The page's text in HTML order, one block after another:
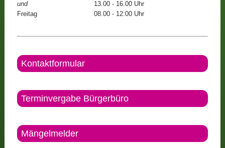
und
13.00 - 16.00 Uhr
Freitag
08.00 - 12:00 Uhr
Kontaktformular
Terminvergabe Bürgerbüro
Mängelmelder